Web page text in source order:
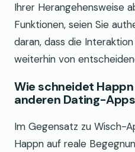
Ihrer Herangehensweise
Funktionen, seien Sie
daran, dass die
weiterhin von
Wie schneidet
anderen Dating-
Im Gegensatz zu Wisch-
Happn auf reale